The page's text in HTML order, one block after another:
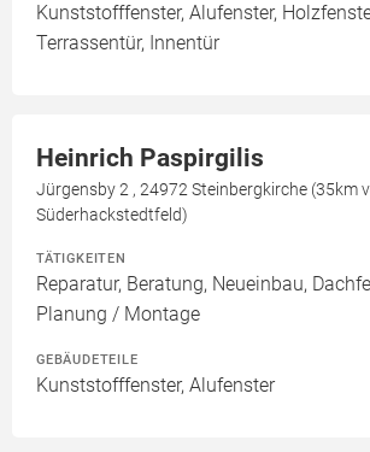
Kunststofffenster, Alufenster,
Terrassentür, Innentür
Heinrich Paspirgilis
Jürgensby 2 , 24972 Steinbergkirche (35km
Süderhackstedtfeld)
TÄTIGKEITEN
Reparatur, Beratung, Neueinbau,
Planung / Montage
GEBÄUDETEILE
Kunststofffenster, Alufenster